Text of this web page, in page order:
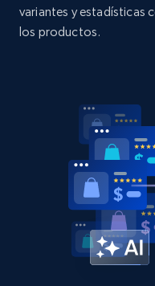
URL, Domain,
Sku, Product id,
and more.
2.1K+
variantes y estadísticas
los productos.